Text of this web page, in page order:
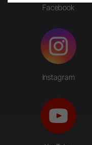
Facebook
Instagram